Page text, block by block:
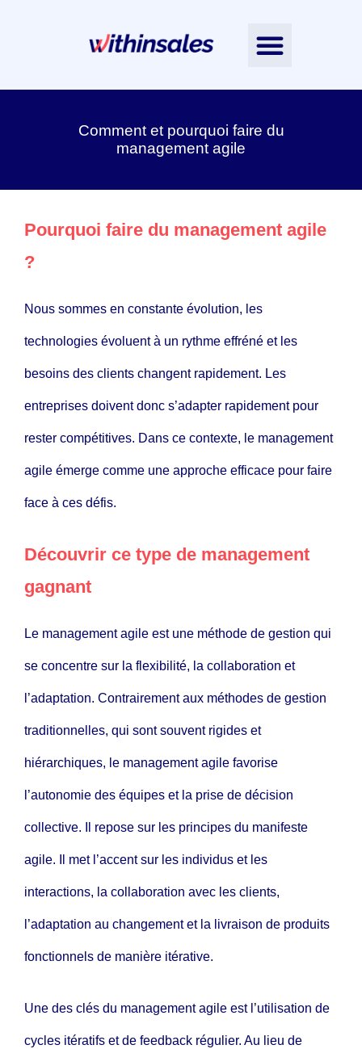
Comment et pourquoi faire du
management agile
Pourquoi faire du management agile
?
Nous sommes en constante évolution, les
technologies évoluent à un rythme effréné et les
besoins des clients changent rapidement. Les
entreprises doivent donc s’adapter rapidement pour
rester compétitives. Dans ce contexte, le management
agile émerge comme une approche efficace pour faire
face à ces défis.
Découvrir ce type de management
gagnant
Le management agile est une méthode de gestion qui
se concentre sur la flexibilité, la collaboration et
l’adaptation. Contrairement aux méthodes de gestion
traditionnelles, qui sont souvent rigides et
hiérarchiques, le management agile favorise
l’autonomie des équipes et la prise de décision
collective. Il repose sur les principes du manifeste
agile. Il met l’accent sur les individus et les
interactions, la collaboration avec les clients,
l’adaptation au changement et la livraison de produits
fonctionnels de manière itérative.
Une des clés du management agile est l’utilisation de
cycles itératifs et de feedback régulier. Au lieu de